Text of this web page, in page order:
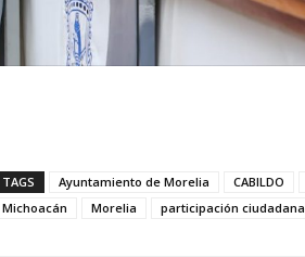
TAGS Ayuntamiento de Morelia CABILDO
Michoacán
Morelia participación ciudadana